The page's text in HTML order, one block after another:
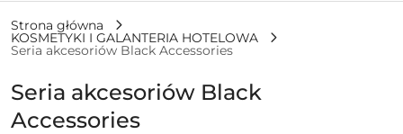
Strona główna
KOSMETYKI I GALANTERIA HOTELOWA
Seria akcesoriów Black Accessories
Seria akcesoriów Black
Accessories